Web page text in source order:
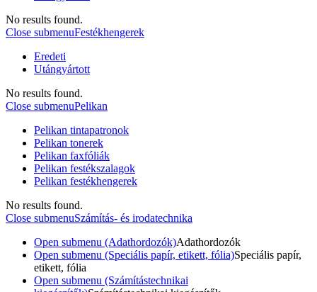
No results found.
Close submenuFestékhengerek
Eredeti
Utángyártott
No results found.
Close submenuPelikan
Pelikan tintapatronok
Pelikan tonerek
Pelikan faxfóliák
Pelikan festékszalagok
Pelikan festékhengerek
No results found.
Close submenuSzámítás- és irodatechnika
Open submenu (Adathordozók)Adathordozók
Open submenu (Speciális papír, etikett, fólia)Speciális papír,
etikett, fólia
Open submenu (Számítástechnikai